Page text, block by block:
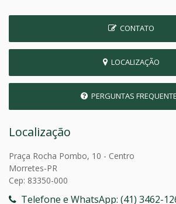
CONTATO
LOCALIZAÇÃO
PERGUNTAS
Localização
Praça Rocha Pombo, 10 - Centro
Morretes-PR
Cep: 83350-000
Telefone e WhatsApp: (41) 3462-